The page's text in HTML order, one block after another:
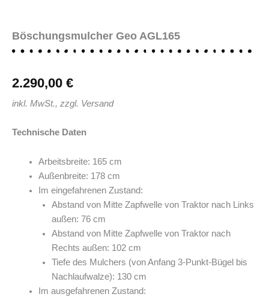
Böschungsmulcher Geo AGL165
2.290,00 €
inkl. MwSt., zzgl. Versand
Technische Daten
Arbeitsbreite: 165 cm
Außenbreite: 178 cm
Im eingefahrenen Zustand:
Abstand von Mitte Zapfwelle von Traktor nach Links
außen: 76 cm
Abstand von Mitte Zapfwelle von Traktor nach
Rechts außen: 102 cm
Tiefe des Mulchers (von Anfang 3-Punkt-Bügel bis
Nachlaufwalze): 130 cm
Im ausgefahrenen Zustand: